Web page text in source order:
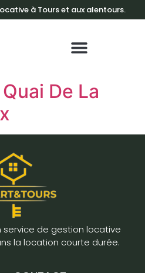
à Tours et aux alentours.
De La
service de gestion locative
la location courte durée.